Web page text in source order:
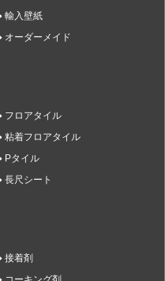
輸入壁紙
オーダーメイド
フロアタイル
粘着フロアタイル
Pタイル
長尺シート
接着剤